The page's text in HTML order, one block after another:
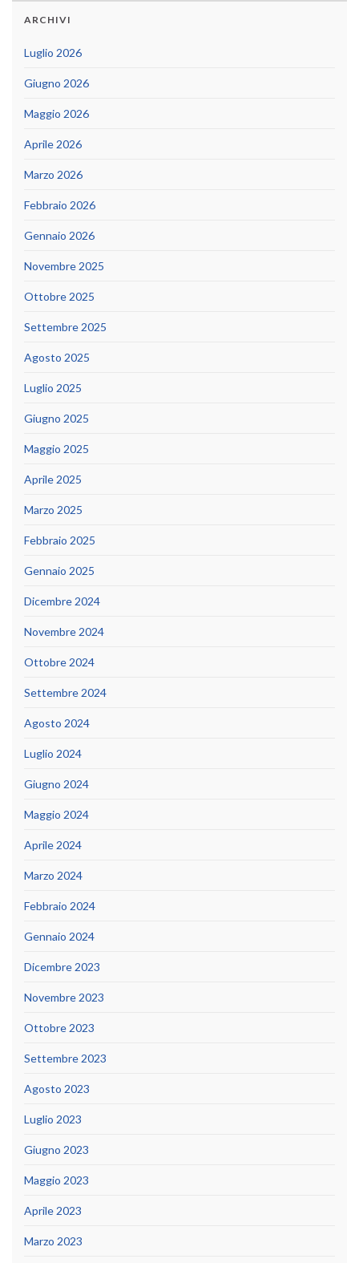
ARCHIVI
Luglio 2026
Giugno 2026
Maggio 2026
Aprile 2026
Marzo 2026
Febbraio 2026
Gennaio 2026
Novembre 2025
Ottobre 2025
Settembre 2025
Agosto 2025
Luglio 2025
Giugno 2025
Maggio 2025
Aprile 2025
Marzo 2025
Febbraio 2025
Gennaio 2025
Dicembre 2024
Novembre 2024
Ottobre 2024
Settembre 2024
Agosto 2024
Luglio 2024
Giugno 2024
Maggio 2024
Aprile 2024
Marzo 2024
Febbraio 2024
Gennaio 2024
Dicembre 2023
Novembre 2023
Ottobre 2023
Settembre 2023
Agosto 2023
Luglio 2023
Giugno 2023
Maggio 2023
Aprile 2023
Marzo 2023